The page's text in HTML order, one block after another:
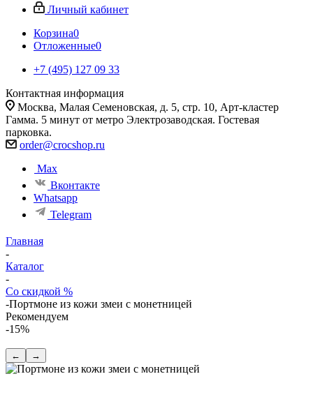
Личный кабинет
Корзина0
Отложенные0
+7 (495) 127 09 33
Контактная информация
Москва, Малая Семеновская, д. 5, стр. 10, Арт-кластер
Гамма. 5 минут от метро Электрозаводская. Гостевая
парковка.
order@crocshop.ru
Max
Вконтакте
Whatsapp
Telegram
Главная
-
Каталог
-
Со скидкой %
-Портмоне из кожи змеи с монетницей
Рекомендуем
-15%
← →